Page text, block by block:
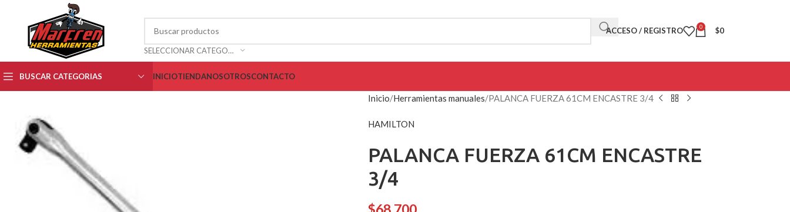
SELECCIONAR CATEGORÍA
ACCESO / REGISTRO 0 $0
BUSCAR CATEGORIAS INICIOTIENDANOSOTROSCONTACTO
Inicio Herramientas manuales PALANCA FUERZA 61CM ENCASTRE 3/4
HAMILTON
PALANCA FUERZA 61CM ENCASTRE
3/4